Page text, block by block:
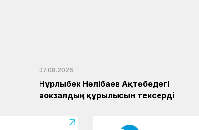
07.08.2026
Нұрлыбек Нәлібаев Ақтөбедегі
вокзалдың құрылысын тексерді